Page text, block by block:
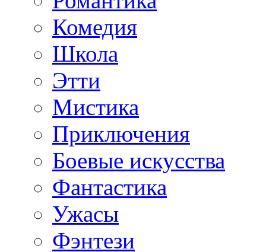
Комедия
Школа
Этти
Мистика
Приключения
Боевые искусства
Фантастика
Ужасы
Фэнтези